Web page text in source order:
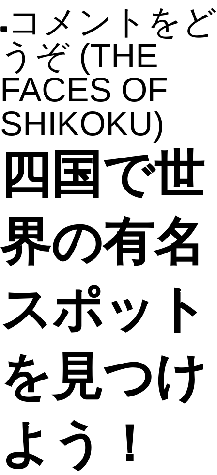
コメントをど
うぞ (THE
FACES OF
SHIKOKU)
四国で世
界の有名
スポット
を見つけ
よう！